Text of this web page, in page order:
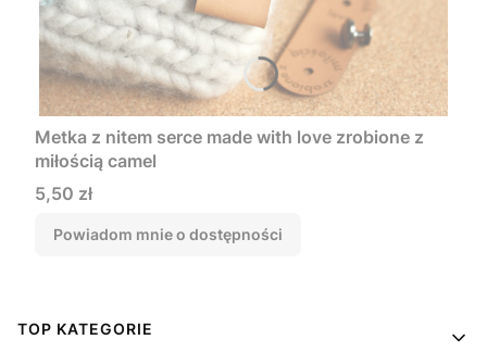
Metka z nitem serce made with love zrobione z
miłością camel
Cena
5,50 zł
Powiadom mnie o dostępności
Linki w stopce
TOP KATEGORIE